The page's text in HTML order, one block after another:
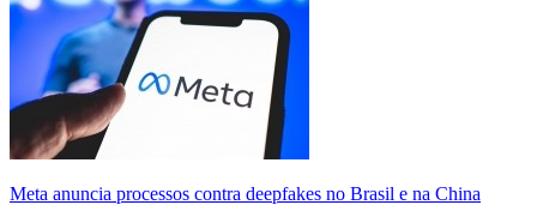
Meta anuncia processos contra deepfakes no Brasil e na China